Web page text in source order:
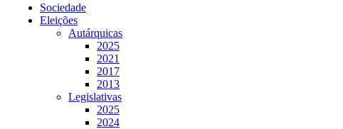
Sociedade
Eleições
Autárquicas
2025
2021
2017
2013
Legislativas
2025
2024